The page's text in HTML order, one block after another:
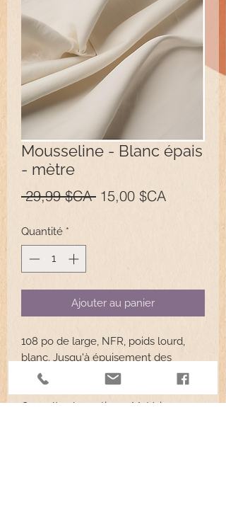
Mousseline - Blanc épais
- mètre
29,99 $CA Prix
15,00 $CAPrix
Quantité *
Ajouter au panier
108 po de large, NFR, poids lourd,
blanc. Jusqu'à épuisement des
stocks.
Consultez la section « Matériaux pour